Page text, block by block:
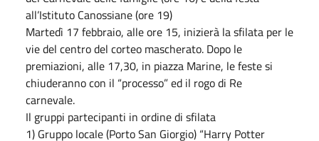
all’Istituto Canossiane (ore 19)
Martedì 17 febbraio, alle ore 15, inizierà la sfilata per le
vie del centro del corteo mascherato. Dopo le
premiazioni, alle 17,30, in piazza Marine, le feste si
chiuderanno con il “processo” ed il rogo di Re
carnevale.
Il gruppi partecipanti in ordine di sfilata
1) Gruppo locale (Porto San Giorgio) “Harry Potter